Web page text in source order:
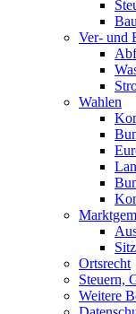
Ver- und
Wahlen
Ortsrecht
Steuern,
Weitere